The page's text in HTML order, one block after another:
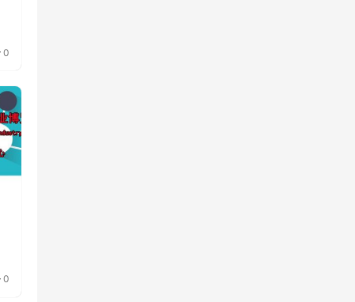
0
0